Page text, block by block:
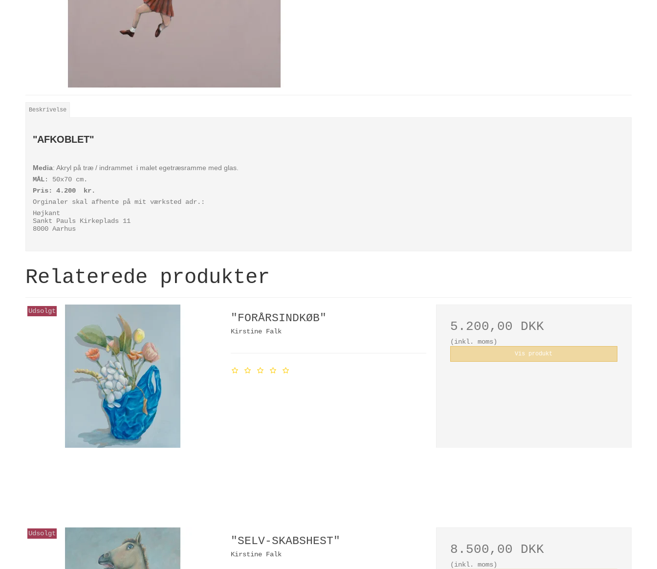
Beskrivelse
"AFKOBLET"
Media: Akryl på træ / indrammet i malet egetræsramme med glas.
MÅL: 50x70 cm.
Pris: 4.200 kr.
Orginaler skal afhente på mit værksted adr.:
Højkant
Sankt Pauls Kirkeplads 11
8000 Aarhus
Relaterede produkter
Udsolgt
"FORÅRSINDKØB"
Kirstine Falk 5.200,00 DKK
(inkl. moms)
Vis produkt
Udsolgt
"SELV-SKABSHEST"
Kirstine Falk 8.500,00 DKK
(inkl. moms)